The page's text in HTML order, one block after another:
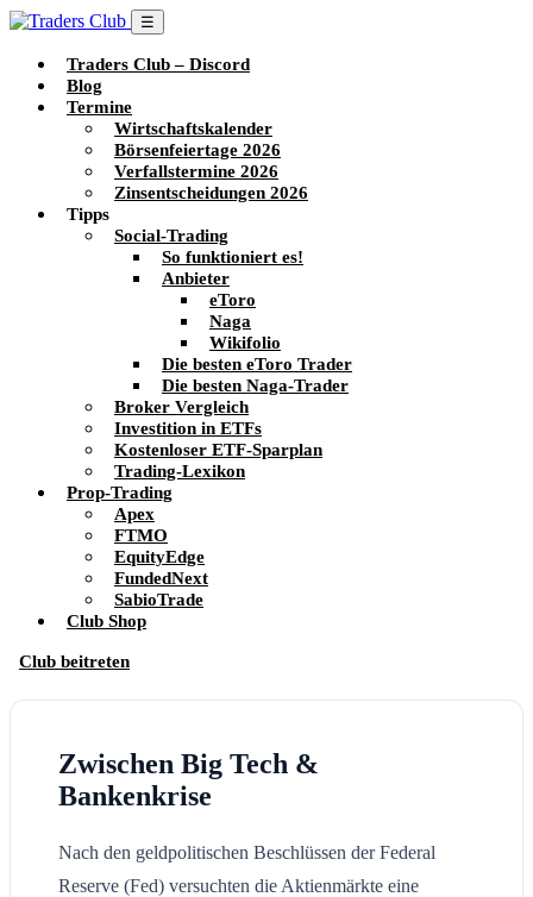
☰
Traders Club – Discord
Blog
Termine
Wirtschaftskalender
Börsenfeiertage 2026
Verfallstermine 2026
Zinsentscheidungen 2026
Tipps
Social-Trading
So funktioniert es!
Anbieter
eToro
Naga
Wikifolio
Die besten eToro Trader
Die besten Naga-Trader
Broker Vergleich
Investition in ETFs
Kostenloser ETF-Sparplan
Trading-Lexikon
Prop-Trading
Apex
FTMO
EquityEdge
FundedNext
SabioTrade
Club Shop
Club beitreten
Zwischen Big Tech &
Bankenkrise
Nach den geldpolitischen Beschlüssen der Federal
Reserve (Fed) versuchten die Aktienmärkte eine